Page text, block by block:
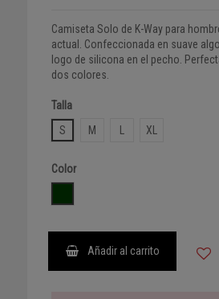
Camiseta Solo de K-Way para
actual. Confeccionada en suave
logo de silicona en el pecho.
dos colores.
Talla
S
M L XL
Color
Añadir al carrito